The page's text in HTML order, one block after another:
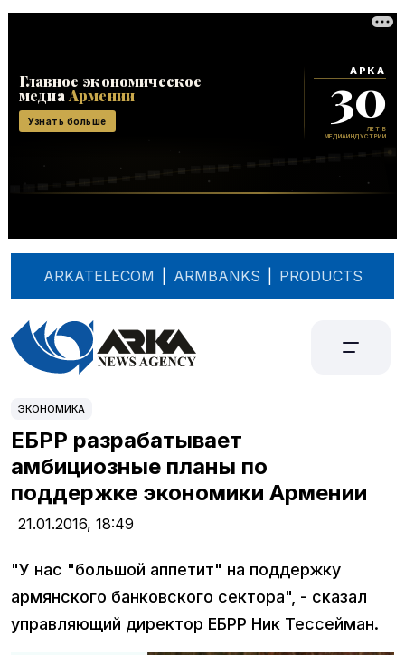
ARKATELECOM ARMBANKS PRODUCTS
ЭКОНОМИКА
ЕБРР разрабатывает
амбициозные планы по
поддержке экономики Армении
21.01.2016, 18:49
"У нас "большой аппетит" на поддержку
армянского банковского сектора", - сказал
управляющий директор ЕБРР Ник Тессейман.